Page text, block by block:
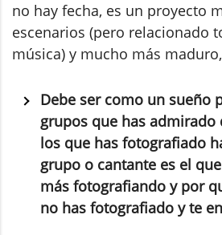
no hay fecha, es un proyecto
escenarios (pero relacionado
música) y mucho más
Debe ser como un sueño
grupos que has admirado
los que has fotografiado
grupo o cantante es el
más fotografiando y por
no has fotografiado y te